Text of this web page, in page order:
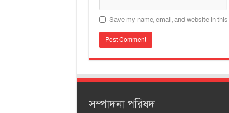
Save my name, email, and website in
সম্পাদনা পরিষদ